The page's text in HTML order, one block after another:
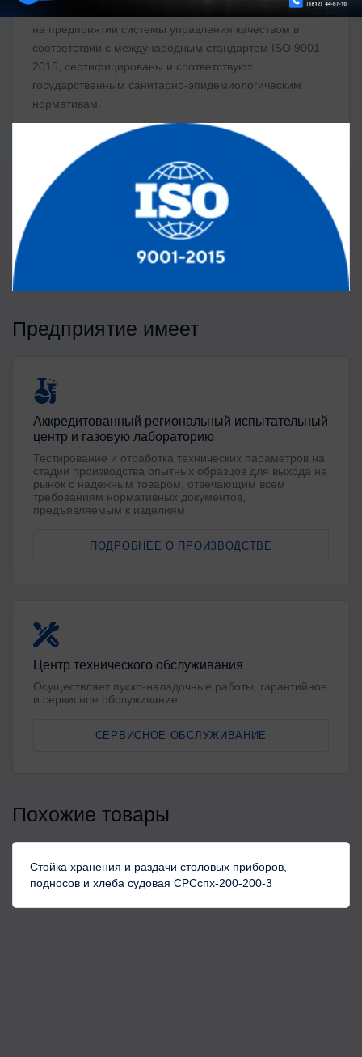
Все изделия производятся под контролем внедренной
на предприятии системы управления качеством в
соответствии с международным стандартом ISO 9001-
2015, сертифицированы и соответствуют
государственным санитарно-эпидемиологическим
нормативам.
Предприятие имеет
Аккредитованный региональный испытательный
центр и газовую лабораторию
Тестирование и отработка технических параметров на
стадии производства опытных образцов для выхода на
рынок с надежным товаром, отвечающим всем
требованиям нормативных документов,
предъявляемым к изделиям
ПОДРОБНЕЕ О ПРОИЗВОДСТВЕ
Центр технического обслуживания
Осуществляет пуско-наладочные работы, гарантийное
и сервисное обслуживание
СЕРВИСНОЕ ОБСЛУЖИВАНИЕ
Похожие товары
Стойка хранения и раздачи столовых приборов,
подносов и хлеба судовая СРСспх-200-200-3